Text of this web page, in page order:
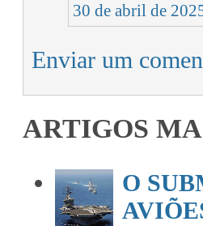
30 de abril de
Enviar um
ARTIGOS
O